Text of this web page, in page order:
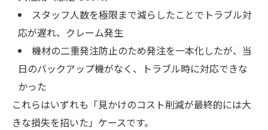
スタッフ人数を極限まで減らしたことでトラブル対
応が遅れ、クレーム発生
機材の二重発注防止のため発注を一本化したが、当
日のバックアップ機がなく、トラブル時に対応できな
かった
これらはいずれも「見かけのコスト削減が最終的には大
きな損失を招いた」ケースです。